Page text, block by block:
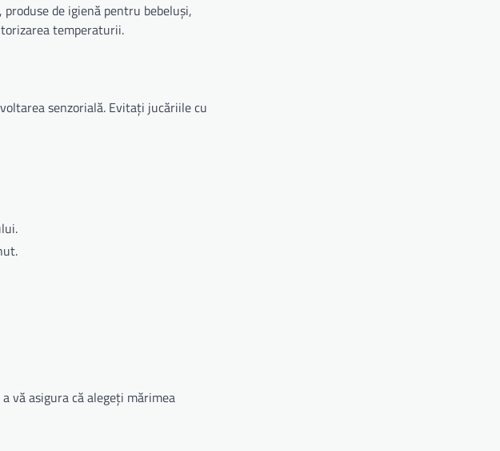
de igienă pentru bebeluși,
temperaturii.
senzorială. Evitați jucăriile cu
vă asigura că alegeți mărimea